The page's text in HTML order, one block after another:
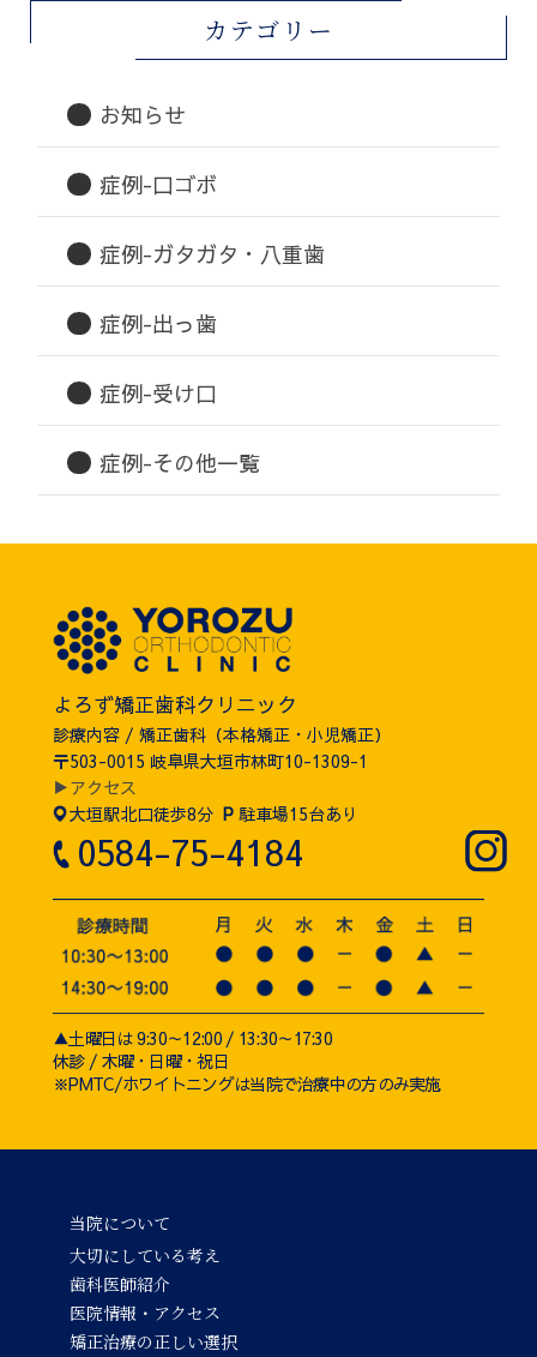
カテゴリー
お知らせ
症例-口ゴボ
症例-ガタガタ・八重歯
症例-出っ歯
症例-受け口
症例-その他一覧
よろず矯正歯科クリニック
診療内容 / 矯正歯科（本格矯正・小児矯正）
〒503-0015 岐阜県大垣市林町10-1309-1
▶アクセス
大垣駅北口徒歩8分 P 駐車場15台あり
0584-75-4184
▲土曜日は 9:30～12:00 / 13:30～17:30
休診 / 木曜・日曜・祝日
※PMTC/ホワイトニングは当院で治療中の方のみ実施
当院について
大切にしている考え
歯科医師紹介
医院情報・アクセス
矯正治療の正しい選択